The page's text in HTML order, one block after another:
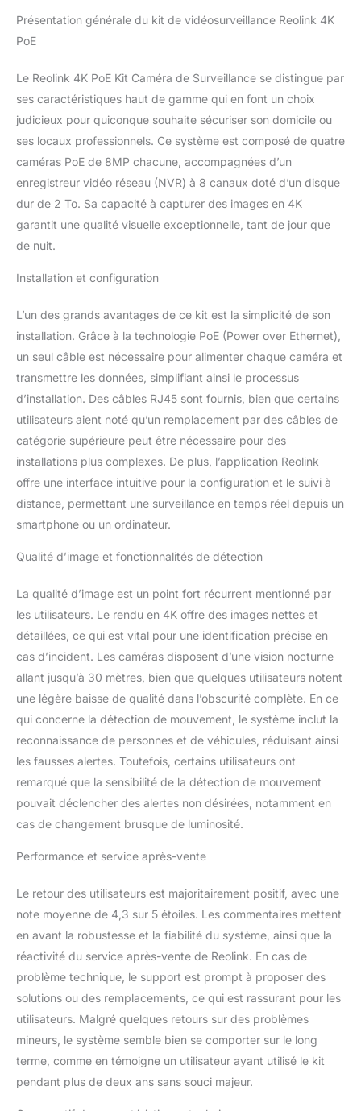
détails dans votre zone
DÉTECTION DE
PERSONNE/VÉHICULE :
personnes et de
véhicules est appliquée
dans ce kit de caméras
surveillance pour réduire
les fausses alarmes
causées par les
branches ou les insectes
24/7 SANS SOUCIS :
Votre propriété est
sous 24h/7j sans
manquer aucun moment
important, car le NVR a
été préinstallé avec un
HDD de 2To. L'accès et la
lecture peuvent
également se faire à
distance avec le logiciel
Reolink. INSTALLATION
l'installation de ce kit de
toutes vos caméras au
NVR PoE par un câble
Ethernet, et votre
système les ajoutera
automatiquement, prêtes
pour l’opération.
COMPATIBLE
UNIQUEMENT AVEC
CAMÉRA IP REOLINK :
Ce kit de
vidéosurveillance PoE 4K
peut être ajouté jusqu'à
un ensemble de 8
caméras avec n'importe
Reolink. Les caméras IP
8MP/5MP/4MP prises en
charge sont les
520A, 510A, 810A, 820A,
811A, 842A, TrackMix
PoE, Duo 2 PoE, 511WA,
523WA, 542WA, etc.
Présentation générale du kit de vidéosurveillance Reolink 4K
PoE
Le Reolink 4K PoE Kit Caméra de Surveillance se distingue par
ses caractéristiques haut de gamme qui en font un choix
judicieux pour quiconque souhaite sécuriser son domicile ou
ses locaux professionnels. Ce système est composé de quatre
caméras PoE de 8MP chacune, accompagnées d’un
enregistreur vidéo réseau (NVR) à 8 canaux doté d’un disque
dur de 2 To. Sa capacité à capturer des images en 4K
garantit une qualité visuelle exceptionnelle, tant de jour que
de nuit.
Installation et configuration
L’un des grands avantages de ce kit est la simplicité de son
installation. Grâce à la technologie PoE (Power over Ethernet),
un seul câble est nécessaire pour alimenter chaque caméra et
transmettre les données, simplifiant ainsi le processus
d’installation. Des câbles RJ45 sont fournis, bien que certains
utilisateurs aient noté qu’un remplacement par des câbles de
catégorie supérieure peut être nécessaire pour des
installations plus complexes. De plus, l’application Reolink
offre une interface intuitive pour la configuration et le suivi à
distance, permettant une surveillance en temps réel depuis un
smartphone ou un ordinateur.
Qualité d’image et fonctionnalités de détection
La qualité d’image est un point fort récurrent mentionné par
les utilisateurs. Le rendu en 4K offre des images nettes et
détaillées, ce qui est vital pour une identification précise en
cas d’incident. Les caméras disposent d’une vision nocturne
allant jusqu’à 30 mètres, bien que quelques utilisateurs notent
une légère baisse de qualité dans l’obscurité complète. En ce
qui concerne la détection de mouvement, le système inclut la
reconnaissance de personnes et de véhicules, réduisant ainsi
les fausses alertes. Toutefois, certains utilisateurs ont
remarqué que la sensibilité de la détection de mouvement
pouvait déclencher des alertes non désirées, notamment en
cas de changement brusque de luminosité.
Performance et service après-vente
Le retour des utilisateurs est majoritairement positif, avec une
note moyenne de 4,3 sur 5 étoiles. Les commentaires mettent
en avant la robustesse et la fiabilité du système, ainsi que la
réactivité du service après-vente de Reolink. En cas de
problème technique, le support est prompt à proposer des
solutions ou des remplacements, ce qui est rassurant pour les
utilisateurs. Malgré quelques retours sur des problèmes
mineurs, le système semble bien se comporter sur le long
terme, comme en témoigne un utilisateur ayant utilisé le kit
pendant plus de deux ans sans souci majeur.